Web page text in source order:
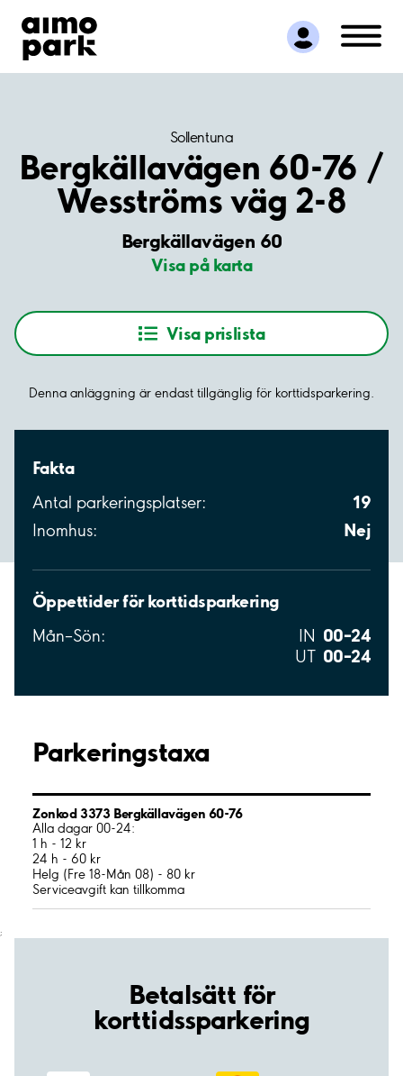
Hitta parkering
Samarbete
Kundservice
Sollentuna
Bergkällavägen 60-76 /
Wesströms väg 2-8
Bergkällavägen 60
Visa på karta
Visa prislista
Denna anläggning är endast tillgänglig för korttidsparkering.
Fakta
Antal parkeringsplatser: 19
Inomhus: Nej
Öppettider för korttidsparkering
Mån–Sön: IN 00–24
UT 00–24
Parkeringstaxa
Zonkod 3373 Bergkällavägen 60-76
Alla dagar 00-24:
1 h - 12 kr
24 h - 60 kr
Helg (Fre 18-Mån 08) - 80 kr
Serviceavgift kan tillkomma
;
Betalsätt för
korttidssparkering